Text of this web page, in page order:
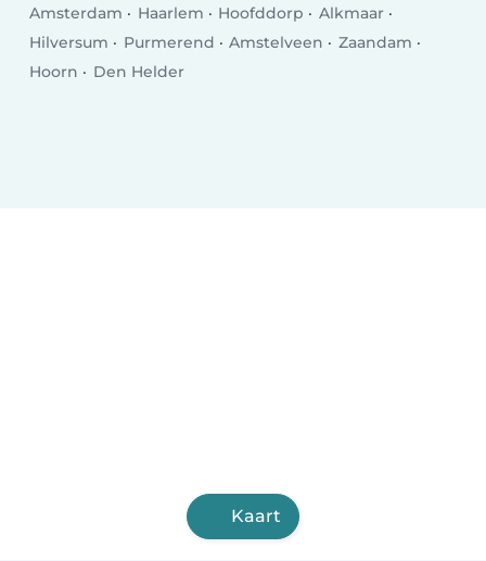
Amsterdam Haarlem Hoofddorp
Alkmaar
Hilversum
Purmerend Amstelveen
Zaandam
Hoorn
Den Helder
Kaart